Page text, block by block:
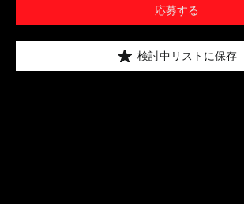
応募する
検討中リストに保存